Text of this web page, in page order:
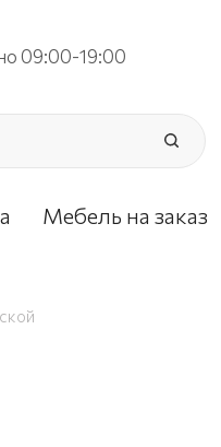
09:00-19:00
Мебель на заказ